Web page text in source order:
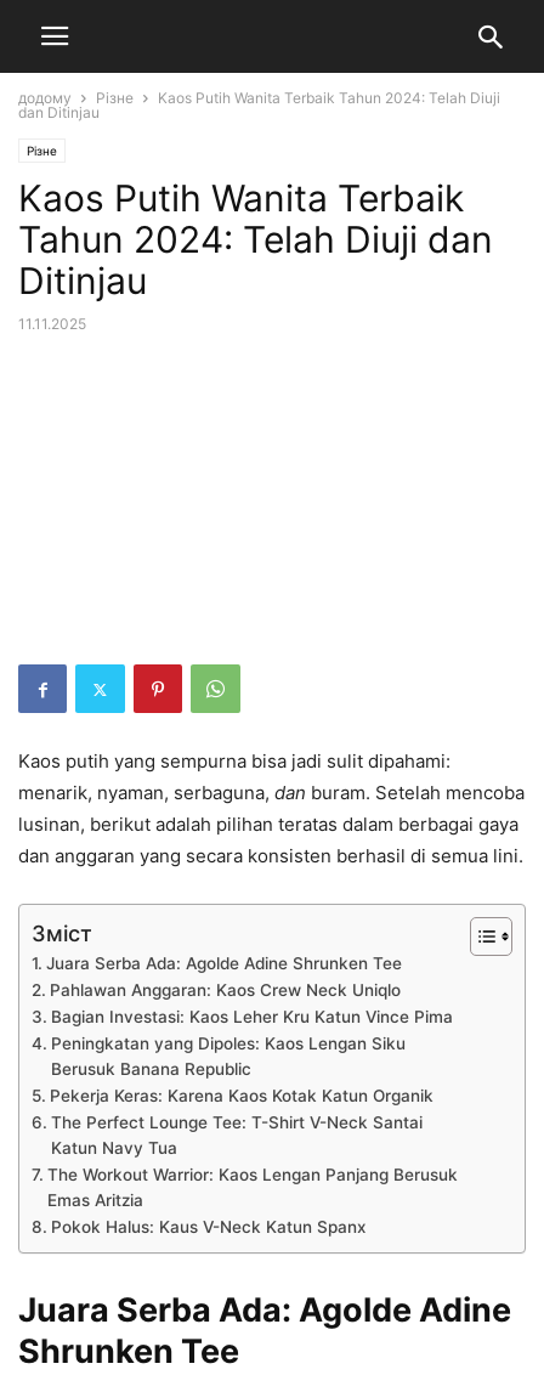
додому Різне
Kaos Putih Wanita Terbaik Tahun 2024: Telah Diuji
dan Ditinjau
Різне
Kaos Putih Wanita Terbaik
Tahun 2024: Telah Diuji dan
Ditinjau
11.11.2025
Kaos putih yang sempurna bisa jadi sulit dipahami:
menarik, nyaman, serbaguna, dan buram. Setelah mencoba
lusinan, berikut adalah pilihan teratas dalam berbagai gaya
dan anggaran yang secara konsisten berhasil di semua lini.
Зміст
Juara Serba Ada: Agolde Adine Shrunken Tee
Pahlawan Anggaran: Kaos Crew Neck Uniqlo
Bagian Investasi: Kaos Leher Kru Katun Vince Pima
Peningkatan yang Dipoles: Kaos Lengan Siku
Berusuk Banana Republic
Pekerja Keras: Karena Kaos Kotak Katun Organik
The Perfect Lounge Tee: T-Shirt V-Neck Santai
Katun Navy Tua
The Workout Warrior: Kaos Lengan Panjang Berusuk
Emas Aritzia
Pokok Halus: Kaus V-Neck Katun Spanx
Juara Serba Ada: Agolde Adine
Shrunken Tee